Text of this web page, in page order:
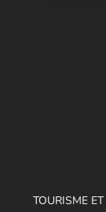
TOURISME